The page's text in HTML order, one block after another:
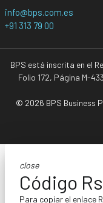
info@bps.com.es
+91 313 79 00
BPS está inscrita en el
Folio 172, Página M-
© 2026 BPS Business
close
Código
Para copiar el enlace